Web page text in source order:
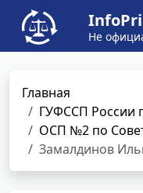
Не
Главная
ГУФССП России
ОСП №2 по
Замалдинов